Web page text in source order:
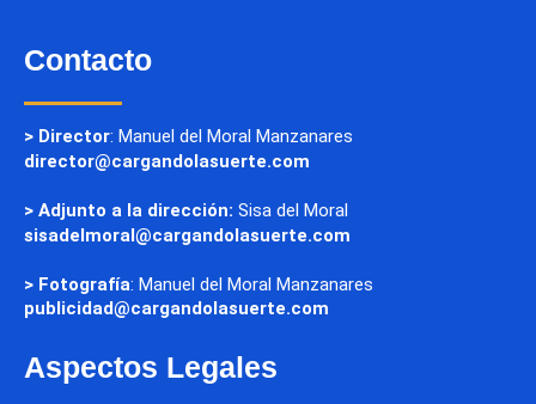
Contacto
> Director: Manuel del Moral Manzanares
director@cargandolasuerte.com
> Adjunto a la dirección: Sisa del Moral
sisadelmoral@cargandolasuerte.com
> Fotografía: Manuel del Moral Manzanares
publicidad@cargandolasuerte.com
Aspectos Legales